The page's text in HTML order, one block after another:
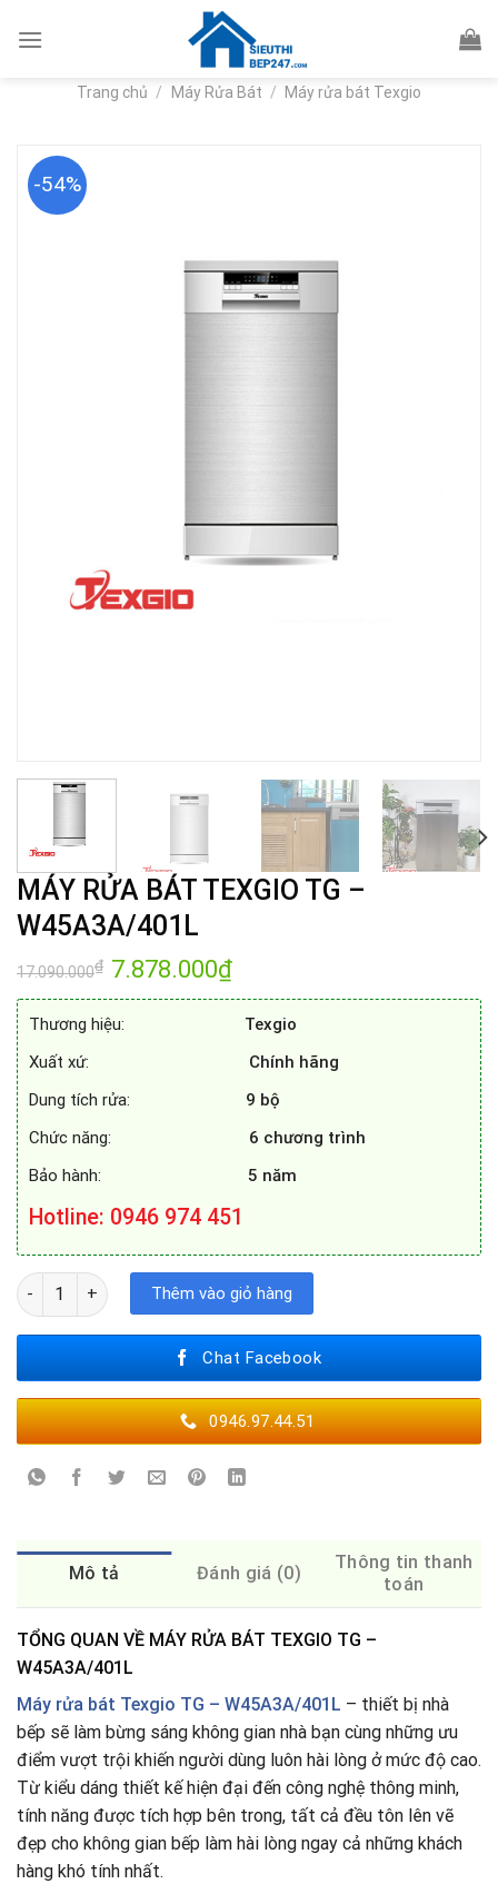
Trang chủ / Máy Rửa Bát / Máy rửa bát Texgio
-54%
MÁY RỬA BÁT TEXGIO TG –
W45A3A/401L
17.090.000₫ Giá
gốc
là:
7.878.000₫Giá
tại
7.878.000₫.
Thương hiệu: Texgio
Xuất xứ: Chính hãng
Dung tích rửa: 9 bộ
Chức năng: 6 chương trình
Bảo hành: 5 năm
Hotline: 0946 974 451
MÁY RỬA BÁT TEXGIO TG - W45A3A/401L số lượng
Thêm vào giỏ hàng
Chat Facebook
0946.97.44.51
Mô tả Đánh giá (0)
Thông tin thanh
toán
TỔNG QUAN VỀ MÁY RỬA BÁT TEXGIO TG –
W45A3A/401L
Máy rửa bát Texgio TG – W45A3A/401L – thiết bị nhà
bếp sẽ làm bừng sáng không gian nhà bạn cùng những ưu
điểm vượt trội khiến người dùng luôn hài lòng ở mức độ cao.
Từ kiểu dáng thiết kế hiện đại đến công nghệ thông minh,
tính năng được tích hợp bên trong, tất cả đều tôn lên vẽ
đẹp cho không gian bếp làm hài lòng ngay cả những khách
hàng khó tính nhất.